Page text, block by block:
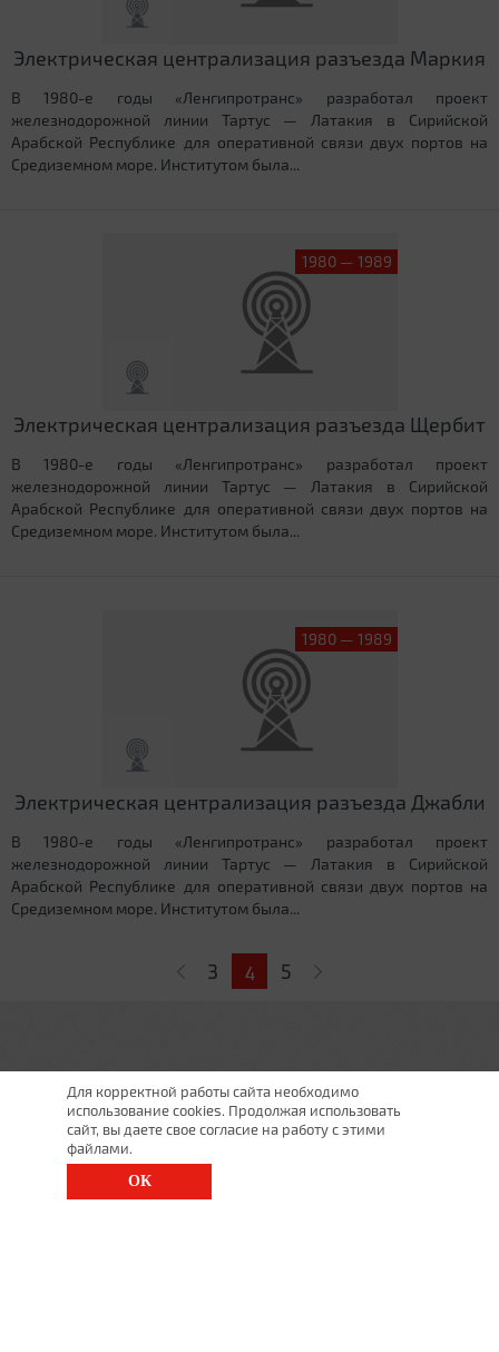
Электрическая централизация разъезда Маркия
В 1980-е годы «Ленгипротранс» разработал проект
железнодорожной линии Тартус — Латакия в Сирийской
Арабской Республике для оперативной связи двух портов на
Средиземном море. Институтом была...
1980 — 1989
Электрическая централизация разъезда Щербит
В 1980-е годы «Ленгипротранс» разработал проект
железнодорожной линии Тартус — Латакия в Сирийской
Арабской Республике для оперативной связи двух портов на
Средиземном море. Институтом была...
1980 — 1989
Электрическая централизация разъезда Джабли
В 1980-е годы «Ленгипротранс» разработал проект
железнодорожной линии Тартус — Латакия в Сирийской
Арабской Республике для оперативной связи двух портов на
Средиземном море. Институтом была...
3 4 5
Для корректной работы сайта необходимо
использование cookies. Продолжая использовать
сайт, вы даете свое согласие на работу с этими
файлами.
ОК